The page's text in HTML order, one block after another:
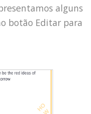
alguns
botão Editar para